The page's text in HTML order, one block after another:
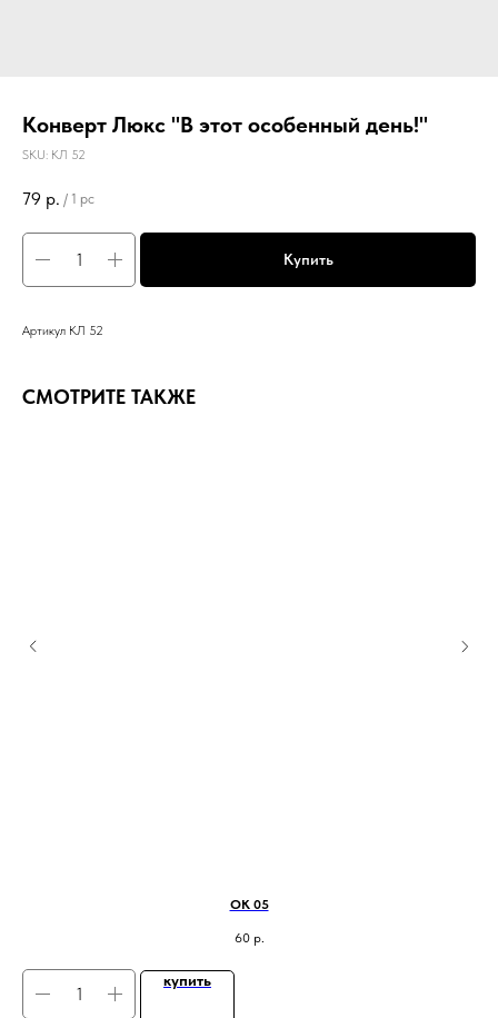
Конверт Люкс "В этот особенный день!"
SKU: КЛ 52
79 р. / 1 pc
Купить
Артикул КЛ 52
СМОТРИТЕ ТАКЖЕ
ОК 05
60 р.
купить